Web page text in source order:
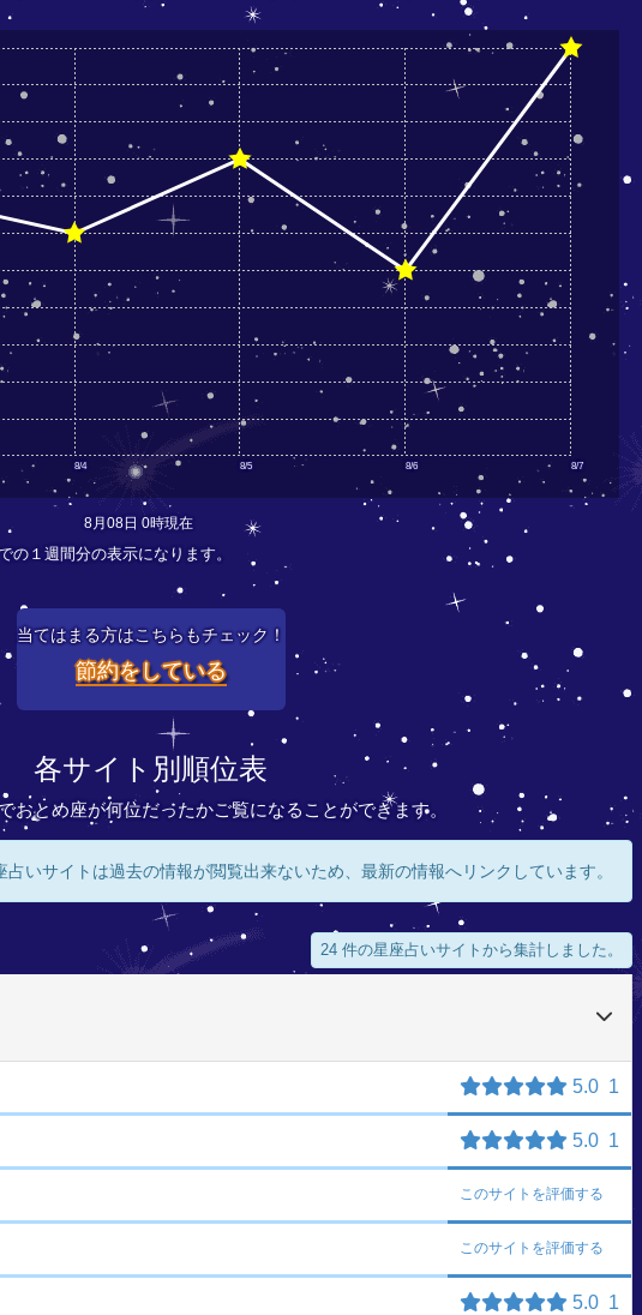
8/4 8/5 8/6 8/7
8月08日 0時現在
１週間分の表示になります。
当てはまる方はこちらもチェック！
節約をしている
各サイト別順位表
おとめ座が何位だったかご覧になることができます。
いサイトは過去の情報が閲覧出来ないため、最新の情報へリンクしています。
24 件の星座占いサイトから集計しました。
5.0 1
5.0 1
このサイトを評価する
このサイトを評価する
5.0 1